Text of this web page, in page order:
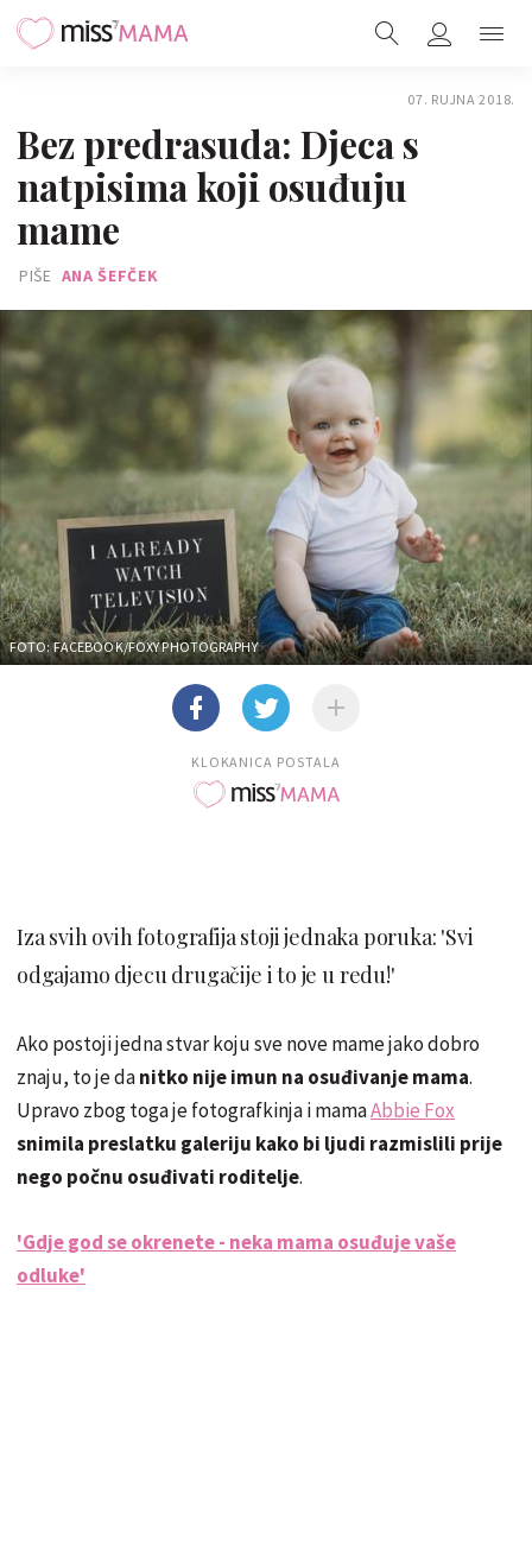
07. RUJNA 2018.
Bez predrasuda: Djeca s
natpisima koji osuđuju
mame
PIŠE ANA ŠEFČEK
FOTO: FACEBOOK/FOXY PHOTOGRAPHY
KLOKANICA POSTALA
Iza svih ovih fotografija stoji jednaka poruka: 'Svi
odgajamo djecu drugačije i to je u redu!'
Ako postoji jedna stvar koju sve nove mame jako dobro
znaju, to je danitko nije imun na osuđivanje mama.
Upravo zbog toga je fotografkinja i mamaAbbie Fox
snimila preslatku galeriju kako bi ljudi razmislili prije
nego počnu osuđivati roditelje.
'Gdje god se okrenete - neka mama osuđuje vaše
odluke'